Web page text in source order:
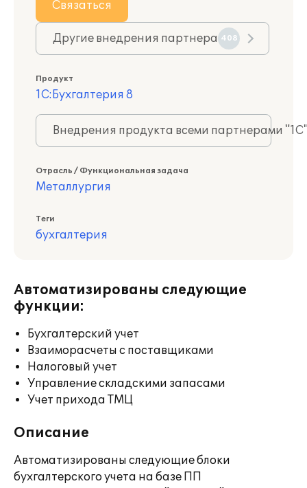
Связаться
Другие внедрения партнера 408
Продукт
1С:Бухгалтерия 8
Внедрения продукта всеми партнерами
Отрасль / Функциональная задача
Металлургия
Теги
бухгалтерия
Автоматизированы следующие
функции:
Бухгалтерский учет
Взаиморасчеты с поставщиками
Налоговый учет
Управление складскими запасами
Учет прихода ТМЦ
Описание
Автоматизированы следующие блоки
бухгалтерского учета на базе ПП